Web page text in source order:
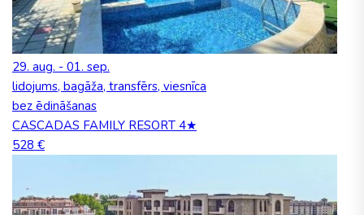
29. aug. - 01. sep.
lidojums, bagāža, transfērs, viesnīca
bez ēdināšanas
CASCADAS FAMILY RESORT 4★
528 €